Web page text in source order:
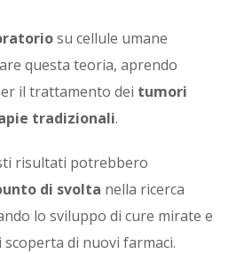
su cellule umane
questa teoria, aprendo
il trattamento dei tumori
tradizionali.
risultati potrebbero
di svolta nella ricerca
lo sviluppo di cure mirate e
di nuovi farmaci.